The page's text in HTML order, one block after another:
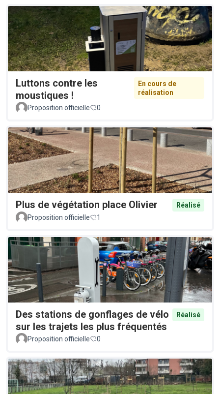
Luttons contre les
moustiques !
En cours de
réalisation
Proposition officielle
0
Plus de végétation place Olivier
Réalisé
Proposition officielle
1
Des stations de gonflages de vélo
sur les trajets les plus fréquentés
Réalisé
Proposition officielle 0